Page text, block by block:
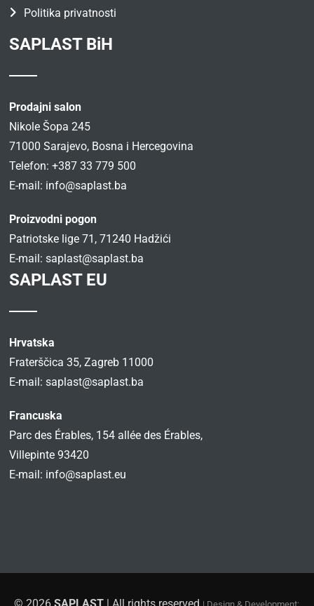
Politika privatnosti
SAPLAST BiH
Prodajni salon
Nikole Šopa 245
71000 Sarajevo, Bosna i Hercegovina
Telefon: +387 33 779 500
E-mail: info@saplast.ba
Proizvodni pogon
Patriotske lige 71, 71240 Hadžići
E-mail:saplast@saplast.ba
SAPLAST EU
Hrvatska
Fraterščica 35, Zagreb 11000
E-mail:saplast@saplast.ba
Francuska
Parc des Érables, 154 allée des Érables,
Villepinte 93420
E-mail: info@saplast.eu